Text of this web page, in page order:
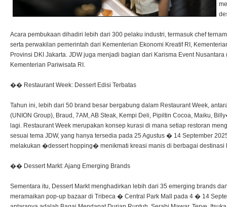
Acara pembukaan dihadiri lebih dari 300 pelaku industri, termasuk chef
serta perwakilan pemerintah dari Kementerian Ekonomi Kreatif RI,
Provinsi DKI Jakarta. JDW juga menjadi bagian dari Karisma Event
Kementerian Pariwisata RI.
�� Restaurant Week: Dessert Edisi Terbatas
Tahun ini, lebih dari 50 brand besar bergabung dalam Restaurant Week,
(UNION Group), Braud, 7AM, AB Steak, Kempi Deli, Pipiltin Cocoa, Maiku,
lagi. Restaurant Week merupakan konsep kurasi di mana setiap restoran
sesuai tema JDW, yang hanya tersedia pada 25 Agustus � 14 September
melakukan �dessert hopping� menikmati kreasi manis di berbagai destinasi
�� Dessert Markt: Ajang Emerging Brands
Sementara itu, Dessert Markt menghadirkan lebih dari 35 emerging brands
meramaikan pop-up bazaar di Tribeca � Central Park Mall pada 4 � 14